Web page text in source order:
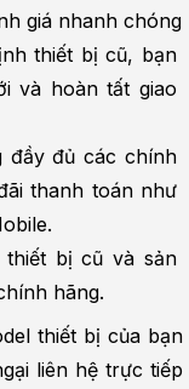
giá nhanh chóng
thiết bị cũ, bạn
và hoàn tất giao
đầy đủ các chính
thanh toán như
bị cũ và sản
hãng.
thiết bị của bạn
liên hệ trực tiếp